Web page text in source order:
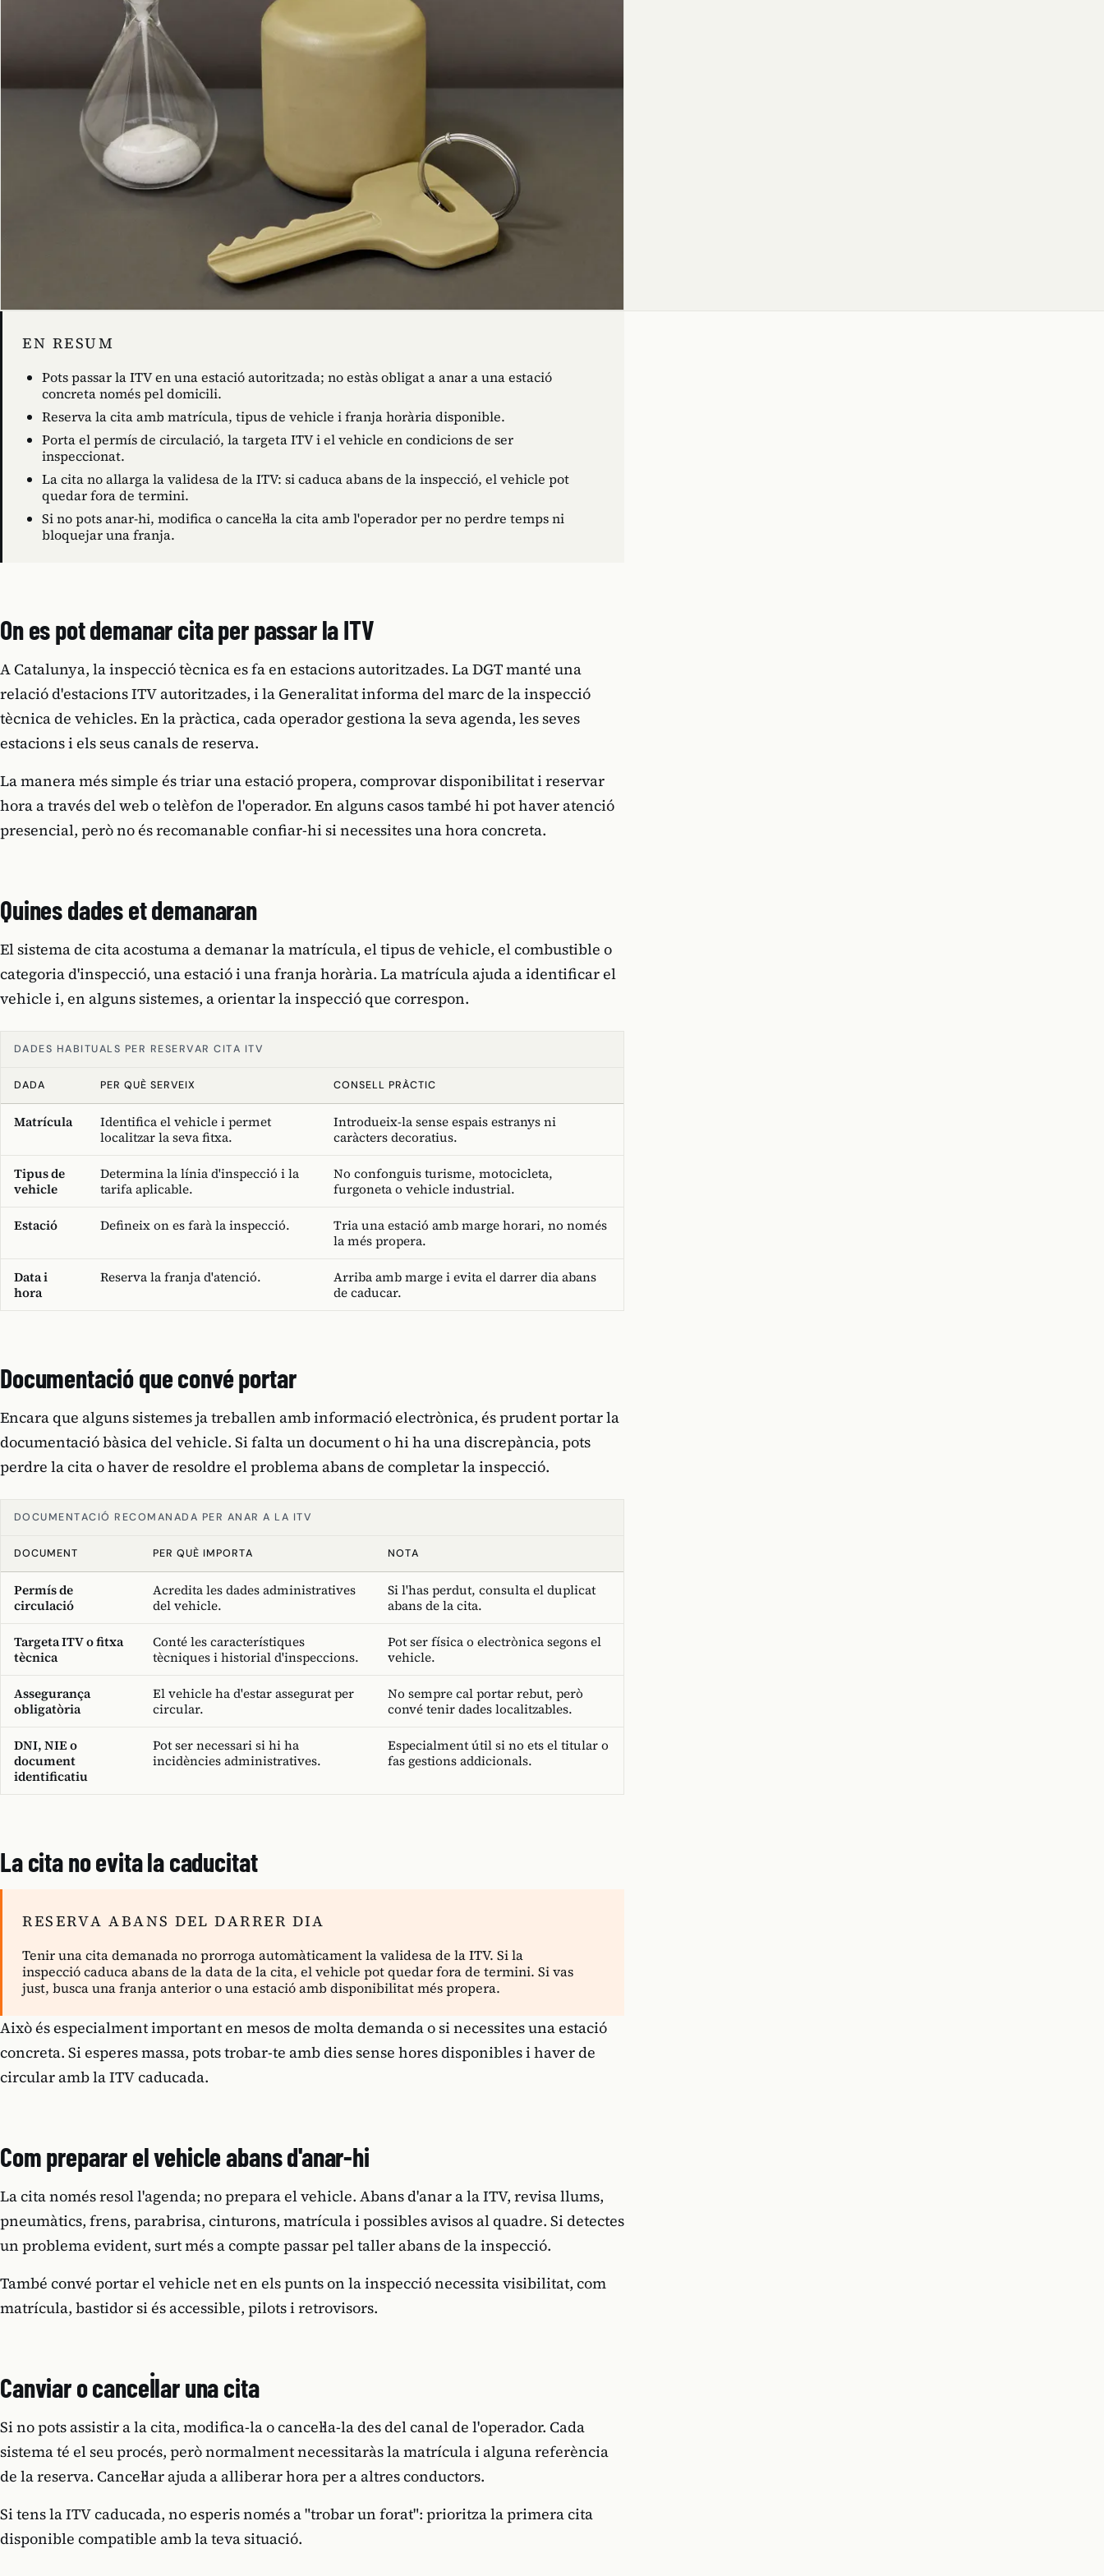
EN RESUM
Pots passar la ITV en una estació autoritzada; no estàs obligat a anar a una estació
concreta només pel domicili.
Reserva la cita amb matrícula, tipus de vehicle i franja horària disponible.
Porta el permís de circulació, la targeta ITV i el vehicle en condicions de ser
inspeccionat.
La cita no allarga la validesa de la ITV: si caduca abans de la inspecció, el vehicle pot
quedar fora de termini.
Si no pots anar-hi, modifica o cancel·la la cita amb l'operador per no perdre temps ni
bloquejar una franja.
On es pot demanar cita per passar la ITV
A Catalunya, la inspecció tècnica es fa en estacions autoritzades. La DGT manté una
relació d'estacions ITV autoritzades, i la Generalitat informa del marc de la inspecció
tècnica de vehicles. En la pràctica, cada operador gestiona la seva agenda, les seves
estacions i els seus canals de reserva.
La manera més simple és triar una estació propera, comprovar disponibilitat i reservar
hora a través del web o telèfon de l'operador. En alguns casos també hi pot haver atenció
presencial, però no és recomanable confiar-hi si necessites una hora concreta.
Quines dades et demanaran
El sistema de cita acostuma a demanar la matrícula, el tipus de vehicle, el combustible o
categoria d'inspecció, una estació i una franja horària. La matrícula ajuda a identificar el
vehicle i, en alguns sistemes, a orientar la inspecció que correspon.
DADES HABITUALS PER RESERVAR CITA ITV
DADA PER QUÈ SERVEIX CONSELL PRÀCTIC
Matrícula
Identifica el vehicle i permet
localitzar la seva fitxa.
Introdueix-la sense espais estranys ni
caràcters decoratius.
Tipus de
vehicle
Determina la línia d'inspecció i la
tarifa aplicable.
No confonguis turisme, motocicleta,
furgoneta o vehicle industrial.
Estació Defineix on es farà la inspecció.
Tria una estació amb marge horari, no només
la més propera.
Data i
hora
Reserva la franja d'atenció.
Arriba amb marge i evita el darrer dia abans
de caducar.
Documentació que convé portar
Encara que alguns sistemes ja treballen amb informació electrònica, és prudent portar la
documentació bàsica del vehicle. Si falta un document o hi ha una discrepància, pots
perdre la cita o haver de resoldre el problema abans de completar la inspecció.
DOCUMENTACIÓ RECOMANADA PER ANAR A LA ITV
DOCUMENT PER QUÈ IMPORTA NOTA
Permís de
circulació
Acredita les dades administratives
del vehicle.
Si l'has perdut, consulta el duplicat
abans de la cita.
Targeta ITV o fitxa
tècnica
Conté les característiques
tècniques i historial d'inspeccions.
Pot ser física o electrònica segons el
vehicle.
Assegurança
obligatòria
El vehicle ha d'estar assegurat per
circular.
No sempre cal portar rebut, però
convé tenir dades localitzables.
DNI, NIE o
document
identificatiu
Pot ser necessari si hi ha
incidències administratives.
Especialment útil si no ets el titular o
fas gestions addicionals.
La cita no evita la caducitat
RESERVA ABANS DEL DARRER DIA
Tenir una cita demanada no prorroga automàticament la validesa de la ITV. Si la
inspecció caduca abans de la data de la cita, el vehicle pot quedar fora de termini. Si vas
just, busca una franja anterior o una estació amb disponibilitat més propera.
Això és especialment important en mesos de molta demanda o si necessites una estació
concreta. Si esperes massa, pots trobar-te amb dies sense hores disponibles i haver de
circular amb la ITV caducada.
Com preparar el vehicle abans d'anar-hi
La cita només resol l'agenda; no prepara el vehicle. Abans d'anar a la ITV, revisa llums,
pneumàtics, frens, parabrisa, cinturons, matrícula i possibles avisos al quadre. Si detectes
un problema evident, surt més a compte passar pel taller abans de la inspecció.
També convé portar el vehicle net en els punts on la inspecció necessita visibilitat, com
matrícula, bastidor si és accessible, pilots i retrovisors.
Canviar o cancel·lar una cita
Si no pots assistir a la cita, modifica-la o cancel·la-la des del canal de l'operador. Cada
sistema té el seu procés, però normalment necessitaràs la matrícula i alguna referència
de la reserva. Cancel·lar ajuda a alliberar hora per a altres conductors.
Si tens la ITV caducada, no esperis només a "trobar un forat": prioritza la primera cita
disponible compatible amb la teva situació.